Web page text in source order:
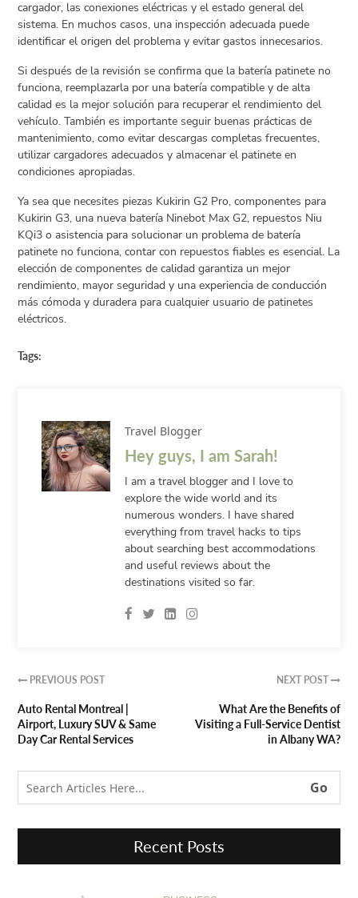
cargador, las conexiones eléctricas y el estado general del
sistema. En muchos casos, una inspección adecuada puede
identificar el origen del problema y evitar gastos innecesarios.
Si después de la revisión se confirma que la batería patinete no
funciona, reemplazarla por una batería compatible y de alta
calidad es la mejor solución para recuperar el rendimiento del
vehículo. También es importante seguir buenas prácticas de
mantenimiento, como evitar descargas completas frecuentes,
utilizar cargadores adecuados y almacenar el patinete en
condiciones apropiadas.
Ya sea que necesites piezas Kukirin G2 Pro, componentes para
Kukirin G3, una nueva batería Ninebot Max G2, repuestos Niu
KQi3 o asistencia para solucionar un problema de batería
patinete no funciona, contar con repuestos fiables es esencial. La
elección de componentes de calidad garantiza un mejor
rendimiento, mayor seguridad y una experiencia de conducción
más cómoda y duradera para cualquier usuario de patinetes
eléctricos.
Tags:
Travel Blogger
Hey guys, I am Sarah!
I am a travel blogger and I love to
explore the wide world and its
numerous wonders. I have shared
everything from travel hacks to tips
about searching best accommodations
and useful reviews about the
destinations visited so far.
 PREVIOUS POST
Auto Rental Montreal |
Airport, Luxury SUV & Same
Day Car Rental Services
NEXT POST 
What Are the Benefits of
Visiting a Full-Service Dentist
in Albany WA?
Recent Posts